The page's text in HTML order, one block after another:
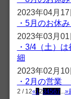
2023年04月17
・5月のお休
2023年03月01
・3/4（土）
細
2023年02月10
・2月の営業
2 / 12«1234567...»